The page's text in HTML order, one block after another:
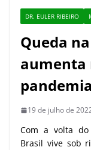
DR. EULER RIBEIRO
Queda
aumenta
19 de julho de
Com a volta
Brasil vive sob